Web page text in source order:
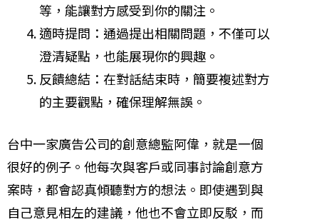
等，能讓對方感受到你的關注。
適時提問：通過提出相關問題，不僅可以
澄清疑點，也能展現你的興趣。
反饋總結：在對話結束時，簡要複述對方
的主要觀點，確保理解無誤。
台中一家廣告公司的創意總監阿偉，就是一個
很好的例子。他每次與客戶或同事討論創意方
案時，都會認真傾聽對方的想法。即使遇到與
自己意見相左的建議，他也不會立即反駁，而